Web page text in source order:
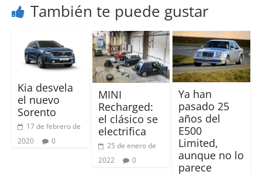
También te puede gustar
Kia desvela
el nuevo
Sorento
17 de febrero de
2020
0
MINI
Recharged:
el clásico se
electrifica
25 de enero de
2022
0
Ya han
pasado 25
años del
E500
Limited,
aunque no lo
parece